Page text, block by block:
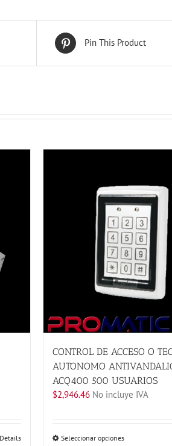
Pin This Product
Details
CONTROL DE ACCESO O
AUTONOMO
ACQ400 500 USUARIOS
$2,946.46 No incluye IVA
Seleccionar opcionesEste